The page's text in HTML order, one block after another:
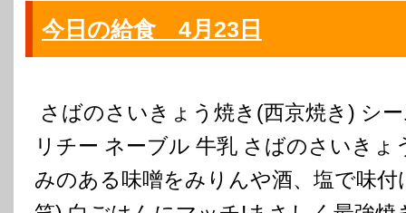
今日の給食 4月23日
さばのさいきょう焼き(西京焼き) シ
リチー ネーブル 牛乳 さばのさいきょ
みのある味噌をみりんや酒、塩で味